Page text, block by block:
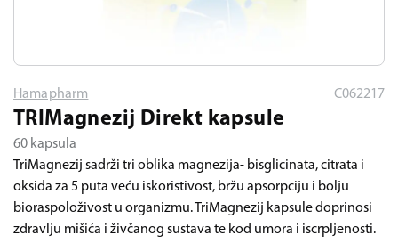
Hamapharm C062217
TRIMagnezij Direkt kapsule
60 kapsula
TriMagnezij sadrži tri oblika magnezija- bisglicinata, citrata i
oksida za 5 puta veću iskoristivost, bržu apsorpciju i bolju
bioraspoloživost u organizmu. TriMagnezij kapsule doprinosi
zdravlju mišića i živčanog sustava te kod umora i iscrpljenosti.